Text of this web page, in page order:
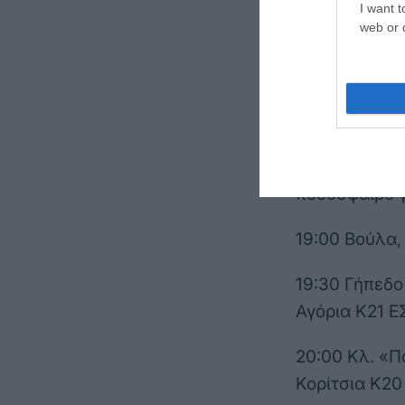
I want
web or
του
14:30 κλ.
μπάσκετ
15:00 Ρουφ,
ποδόσφαιρο
19:00 Βούλα,
19:30
Αγόρια Κ21
20:00 Κλ.
Κορίτσια